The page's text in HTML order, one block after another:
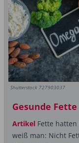
Shutterstock 727903037
Gesunde Fette
Artikel Fette
weiß man: Nicht